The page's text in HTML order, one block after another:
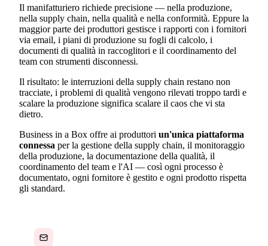
Il manifatturiero richiede precisione — nella produzione,
nella supply chain, nella qualità e nella conformità. Eppure la
maggior parte dei produttori gestisce i rapporti con i fornitori
via email, i piani di produzione su fogli di calcolo, i
documenti di qualità in raccoglitori e il coordinamento del
team con strumenti disconnessi.
Il risultato: le interruzioni della supply chain restano non
tracciate, i problemi di qualità vengono rilevati troppo tardi e
scalare la produzione significa scalare il caos che vi sta
dietro.
Business in a Box offre ai produttori un'unica piattaforma
connessa per la gestione della supply chain, il monitoraggio
della produzione, la documentazione della qualità, il
coordinamento del team e l'AI — così ogni processo è
documentato, ogni fornitore è gestito e ogni prodotto rispetta
gli standard.